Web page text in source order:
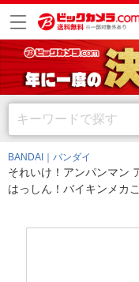
BANDAI｜バンダイ
それいけ！アンパンマン
はっしん！バイキンメカ